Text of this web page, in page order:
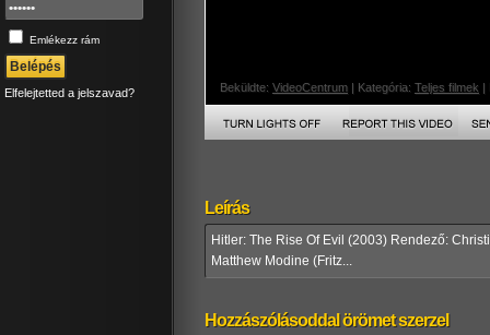
Emlékezz rám
Elfelejtetted a jelszavad? Beküldte: VideoCentrum | Kategória: Teljes filmek |
Leírás
Hitler: The Rise Of Evil (2003) Rendező:
Matthew Modine (Fritz...
Hozzászólásoddal örömet szerzel